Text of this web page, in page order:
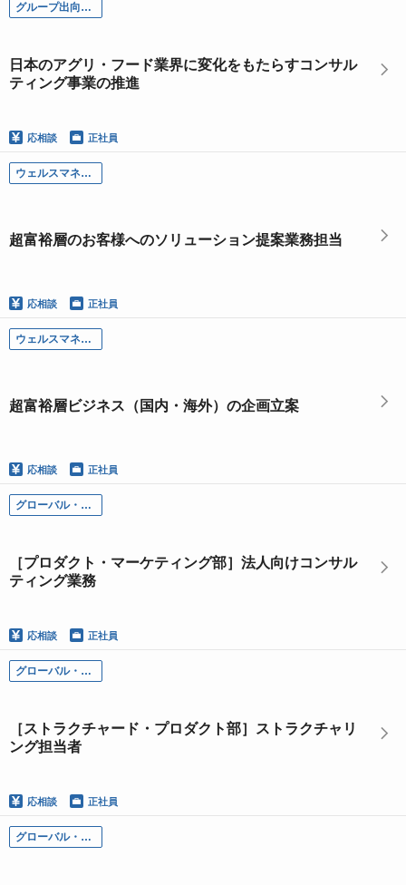
グループ出向各社
日本のアグリ・フード業界に変化をもたらすコンサル
ティング事業の推進
応相談 正社員
ウェルスマネジメント部門
超富裕層のお客様へのソリューション提案業務担当
応相談 正社員
ウェルスマネジメント部門
超富裕層ビジネス（国内・海外）の企画立案
応相談 正社員
グローバル・マーケッツ本部
［プロダクト・マーケティング部］法人向けコンサル
ティング業務
応相談 正社員
グローバル・マーケッツ本部
［ストラクチャード・プロダクト部］ストラクチャリ
ング担当者
応相談 正社員
グローバル・マーケッツ本部